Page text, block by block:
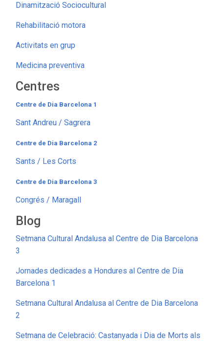
Dinamització Sociocultural
Rehabilitació motora
Activitats en grup
Medicina preventiva
Centres
Centre de Dia Barcelona 1
Sant Andreu / Sagrera
Centre de Dia Barcelona 2
Sants / Les Corts
Centre de Dia Barcelona 3
Congrés / Maragall
Blog
Setmana Cultural Andalusa al Centre de Dia Barcelona
3
Jornades dedicades a Hondures al Centre de Dia
Barcelona 1
Setmana Cultural Andalusa al Centre de Dia Barcelona
2
Setmana de Celebració: Castanyada i Dia de Morts als